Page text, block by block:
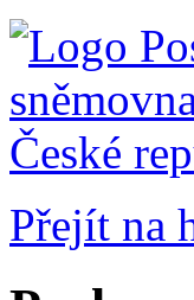
Přejít na